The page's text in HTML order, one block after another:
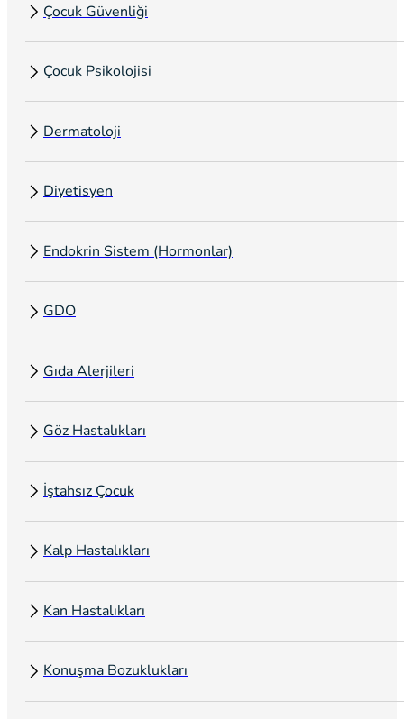
Çocuk Güvenliği
Çocuk Psikolojisi
Dermatoloji
Diyetisyen
Endokrin Sistem (Hormonlar)
GDO
Gıda Alerjileri
Göz Hastalıkları
İştahsız Çocuk
Kalp Hastalıkları
Kan Hastalıkları
Konuşma Bozuklukları